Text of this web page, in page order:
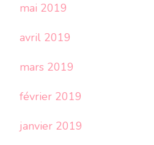
mai 2019
avril 2019
mars 2019
février 2019
janvier 2019